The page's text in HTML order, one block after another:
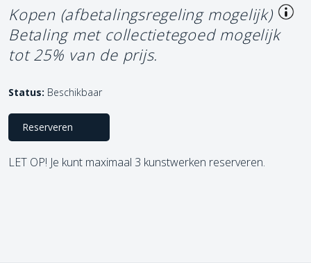
Kopen (afbetalingsregeling mogelijk)
Betaling met collectietegoed mogelijk
tot 25% van de prijs.
Status: Beschikbaar
Reserveren
LET OP! Je kunt maximaal 3 kunstwerken reserveren.